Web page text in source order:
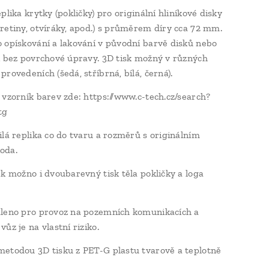
krytky (pokličky) pro originální hliníkové disky
otvíráky, apod.) s průměrem díry cca 72 mm.
opískování a lakování v původní barvě disků nebo
povrchové úpravy. 3D tisk možný v různých
(šedá, stříbrná, bílá, černá).
barev zde: https://www.c-tech.cz/search?
replika co do tvaru a rozměrů s originálním
možno i dvoubarevný tisk těla pokličky a loga
pro provoz na pozemních komunikacích a
je na vlastní riziko.
3D tisku z PET-G plastu tvarově a teplotně